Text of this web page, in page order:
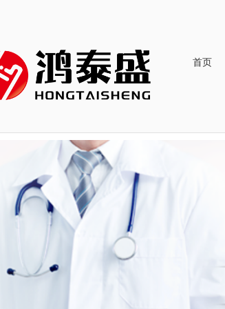
首页